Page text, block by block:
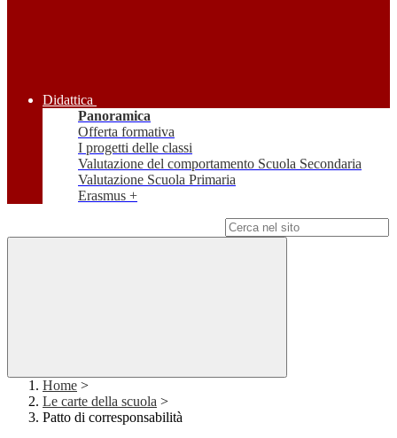
Didattica
Panoramica
Offerta formativa
I progetti delle classi
Valutazione del comportamento Scuola Secondaria
Valutazione Scuola Primaria
Erasmus +
Home >
Le carte della scuola >
Patto di corresponsabilità